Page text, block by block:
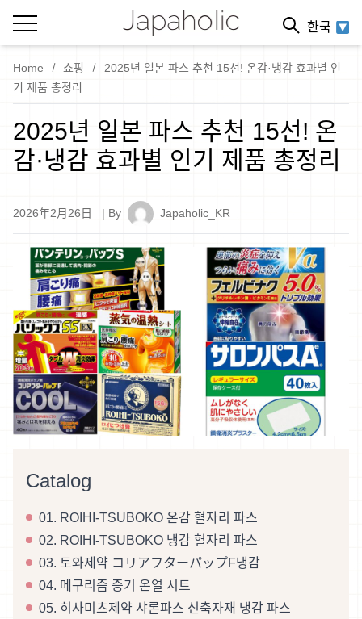
한국
Home 쇼핑
2025년 일본 파스 추천 15선! 온감·냉감 효과별 인
기 제품 총정리
2025년 일본 파스 추천 15선! 온
감·냉감 효과별 인기 제품 총정리
2026年2月26日 | By Japaholic_KR
Catalog
01. ROIHI-TSUBOKO 온감 혈자리 파스
02. ROIHI-TSUBOKO 냉감 혈자리 파스
03. 토와제약 コリアフターパップF냉감
04. 메구리즘 증기 온열 시트
05. 히사미츠제약 샤론파스 신축자재 냉감 파스